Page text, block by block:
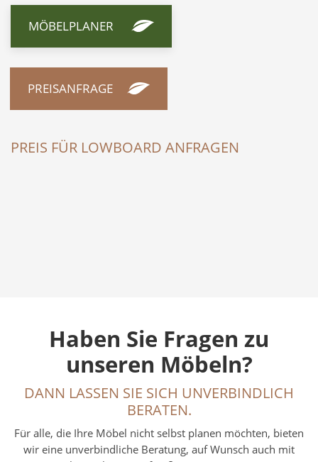
MÖBELPLANER
PREISANFRAGE
PREIS FÜR LOWBOARD ANFRAGEN
Haben Sie Fragen zu
unseren Möbeln?
DANN LASSEN SIE SICH UNVERBINDLICH
BERATEN.
Für alle, die Ihre Möbel nicht selbst planen möchten, bieten
wir eine unverbindliche Beratung, auf Wunsch auch mit